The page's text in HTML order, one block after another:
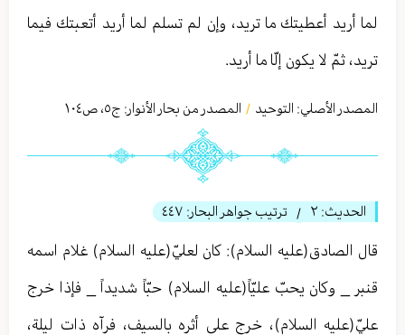
لما أريد أعطيتك ما تريد، وإن لم تسلم لما أريد أتعبتك فيما
تريد، ثمّ لا يكون إلّا ما أريد.
المصدر الأصلي: التوحيد / المصدر من بحار الأنوار: ج٥، ص١٠٤
الحديث: ٢ / ترتيب جواهر البحار: ٤٤٧
قال الصادق(عليه السلام): كان لعليّ(عليه السلام) غلام اسمه
قنبر _ وكان يحبّ عليّاً(عليه السلام) حبّاً شديداً _ فإذا خرج
عليّ(عليه السلام)، خرج على أثره بالسيف، فرآه ذات ليلة،